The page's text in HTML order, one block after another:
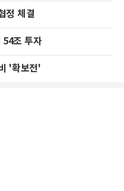
정 체결
54조 투자
'확보전'